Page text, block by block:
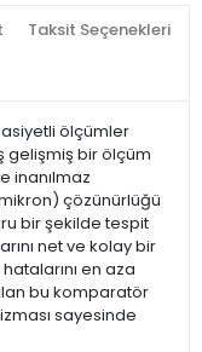
Taksit Seçenekleri
ölçümler
gelişmiş bir ölçüm
inanılmaz
çözünürlüğü
bir şekilde tespit
net ve kolay bir
en aza
bu komparatör
sayesinde